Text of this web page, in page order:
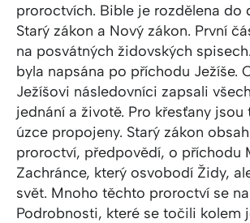
proroctvích. Bible je rozdělena do
Starý zákon a Nový zákon. První
na posvátných židovských
byla napsána po příchodu Ježíše.
Ježíšovi následovníci zapsali
jednání a životě. Pro křesťany
úzce propojeny. Starý zákon
proroctví, předpovědí, o příchodu
Zachránce, který osvobodí Židy,
svět. Mnoho těchto proroctví se
Podrobnosti, které se točili kolem